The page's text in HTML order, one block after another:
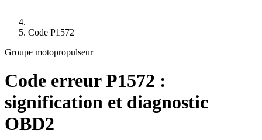
Code P1572
Groupe motopropulseur
Code erreurP1572 :
signification et diagnostic
OBD2